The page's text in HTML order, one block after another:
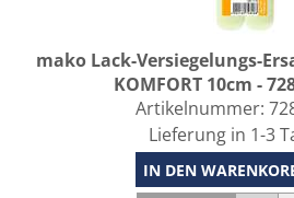
mako Lack-Versiegelungs-
KOMFORT 10cm -
Artikelnummer:
Lieferung in 1-3
IN DEN